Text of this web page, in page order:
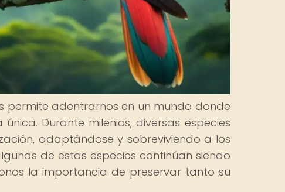
permite adentrarnos en un mundo donde
Durante milenios, diversas especies
adaptándose y sobreviviendo a los
de estas especies continúan siendo
la importancia de preservar tanto su